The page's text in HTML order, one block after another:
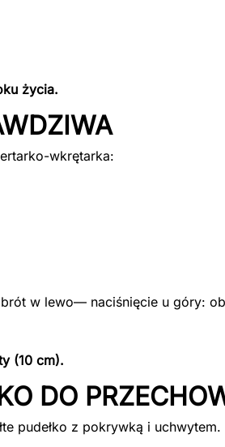
życia.
wkrętarka:
w lewo— naciśnięcie u góry:
(10 cm).
DO
pudełko z pokrywką i uchwytem.